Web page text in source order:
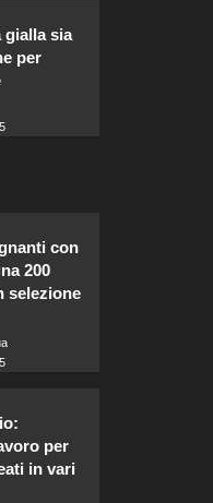
gialla sia
per
con
200
selezione
per
in vari